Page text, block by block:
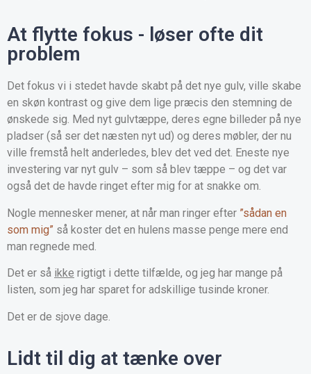
At flytte fokus - løser ofte dit
problem
Det fokus vi i stedet havde skabt på det nye gulv, ville skabe
en skøn kontrast og give dem lige præcis den stemning de
ønskede sig. Med nyt gulvtæppe, deres egne billeder på nye
pladser (så ser det næsten nyt ud) og deres møbler, der nu
ville fremstå helt anderledes, blev det ved det. Eneste nye
investering var nyt gulv – som så blev tæppe – og det var
også det de havde ringet efter mig for at snakke om.
Nogle mennesker mener, at når man ringer efter ”sådan en
som mig” så koster det en hulens masse penge mere end
man regnede med.
Det er så ikke rigtigt i dette tilfælde, og jeg har mange på
listen, som jeg har sparet for adskillige tusinde kroner.
Det er de sjove dage.
Lidt til dig at tænke over